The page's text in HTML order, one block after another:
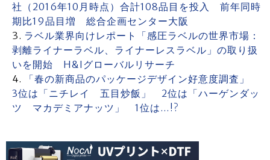
社（2016年10月時点）合計108品目を投入 前年同時
期比19品目増 総合企画センター大阪
ラベル業界向けレポート「感圧ラベルの世界市場：
剥離ライナーラベル、ライナーレスラベル」の取り扱
いを開始 H&Iグローバルリサーチ
「春の新商品のパッケージデザイン好意度調査」
3位は「ニチレイ 五目炒飯」 2位は「ハーゲンダッ
ツ マカデミアナッツ」 1位は…!?